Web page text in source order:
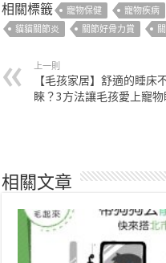
相關標籤 寵物保健 寵物疾病
貓貓關節炎
關節好骨力賞
上一則
【毛孩家居】舒適的睡床
睞？3方法讓毛孩愛上寵物
相關文章